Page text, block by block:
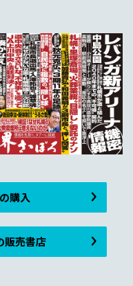
購入
販売書店